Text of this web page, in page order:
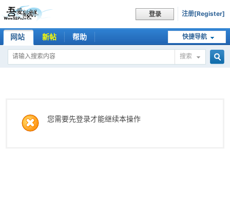
登录 注册[Register]
快捷导航
网站 新帖 帮助
搜索
您需要先登录才能继续本操作